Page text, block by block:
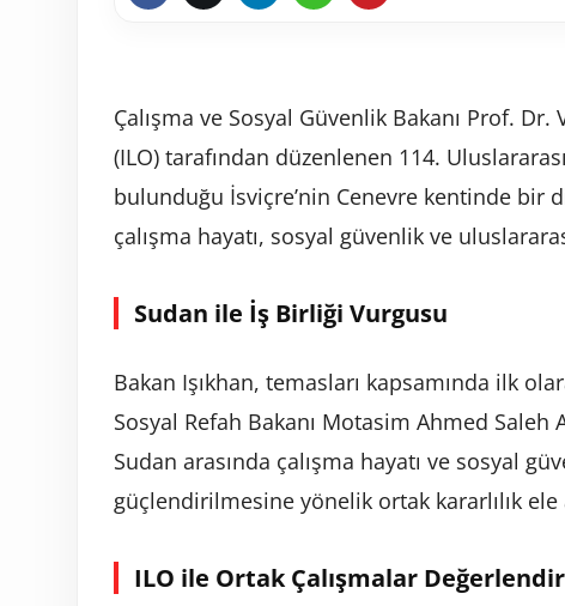
Çalışma ve Sosyal Güvenlik Bakanı Prof.
(ILO) tarafından düzenlenen 114.
bulunduğu İsviçre’nin Cenevre kentinde
çalışma hayatı, sosyal güvenlik ve
Sudan ile İş Birliği Vurgusu
Bakan Işıkhan, temasları kapsamında ilk
Sosyal Refah Bakanı Motasim Ahmed
Sudan arasında çalışma hayatı ve sosyal
güçlendirilmesine yönelik ortak kararlılık ele
ILO ile Ortak Çalışmalar